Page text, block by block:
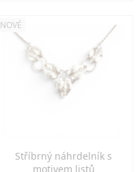
NOVÉ
Stříbrný náhrdelník s
motivem listů